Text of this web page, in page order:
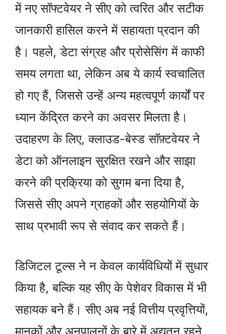
में नए सॉफ्टवेयर ने सीए को त्वरित और सटीक
जानकारी हासिल करने में सहायता प्रदान की
है। पहले, डेटा संग्रह और प्रोसेसिंग में काफी
समय लगता था, लेकिन अब ये कार्य स्वचालित
हो गए हैं, जिससे उन्हें अन्य महत्वपूर्ण कार्यों पर
ध्यान केंद्रित करने का अवसर मिलता है।
उदाहरण के लिए, क्लाउड-बेस्ड सॉफ़्टवेयर ने
डेटा को ऑनलाइन सुरक्षित रखने और साझा
करने की प्रक्रिया को सुगम बना दिया है,
जिससे सीए अपने ग्राहकों और सहयोगियों के
साथ प्रभावी रूप से संवाद कर सकते हैं।
डिजिटल टूल्स ने न केवल कार्यविधियों में सुधार
किया है, बल्कि यह सीए के पेशेवर विकास में भी
सहायक बने हैं। सीए अब नई वित्तीय प्रवृत्तियों,
मानकों और अनुपालनों के बारे में अद्यतन रहने